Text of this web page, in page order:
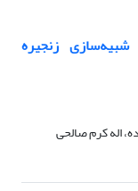
زنجیره
اله کرم صالحی